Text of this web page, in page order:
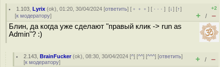
1.103 ,Lyrix (ok), 01:20, 30/04/2024 [ответить] [ ﹢﹢﹢] [ · · ·][↓] [↑]
[к модератору]
+2
+ / –
Блин, да когда уже сделают "правый клик -> run as
Admin"? :)
2.143 ,BrainFucker(ok), 08:30, 30/04/2024 [^] [^^] [^^^] [ответить]
[к модератору] + / –